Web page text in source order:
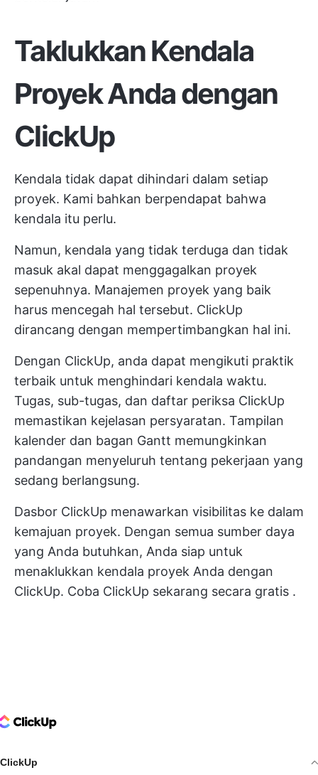
Taklukkan Kendala
Proyek Anda dengan
ClickUp
Kendala tidak dapat dihindari dalam setiap
proyek. Kami bahkan berpendapat bahwa
kendala itu perlu.
Namun, kendala yang tidak terduga dan tidak
masuk akal dapat menggagalkan proyek
sepenuhnya. Manajemen proyek yang baik
harus mencegah hal tersebut. ClickUp
dirancang dengan mempertimbangkan hal ini.
Dengan ClickUp, anda dapat mengikuti praktik
terbaik untuk menghindari kendala waktu.
Tugas, sub-tugas, dan daftar periksa ClickUp
memastikan kejelasan persyaratan. Tampilan
kalender dan bagan Gantt memungkinkan
pandangan menyeluruh tentang pekerjaan yang
sedang berlangsung.
Dasbor ClickUp menawarkan visibilitas ke dalam
kemajuan proyek. Dengan semua sumber daya
yang Anda butuhkan, Anda siap untuk
menaklukkan kendala proyek Anda dengan
ClickUp. Coba ClickUp sekarang secara gratis .
Logo
ClickUp